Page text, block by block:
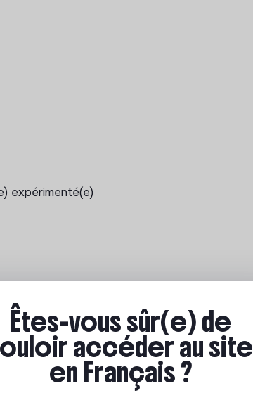
expérimenté(e)
bras dessous », qui soutient
Êtes-vous sûr(e) de
accéder au site
en Français ?